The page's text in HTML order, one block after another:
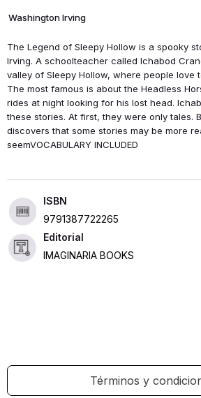
Washington Irving
The Legend of Sleepy Hollow is a spooky
Irving. A schoolteacher called Ichabod
valley of Sleepy Hollow, where people love
The most famous is about the Headless
rides at night looking for his lost head.
these stories. At first, they were only tales.
discovers that some stories may be more
seemVOCABULARY INCLUDED
ISBN
9791387722265
Editorial
IMAGINARIA BOOKS
Términos y